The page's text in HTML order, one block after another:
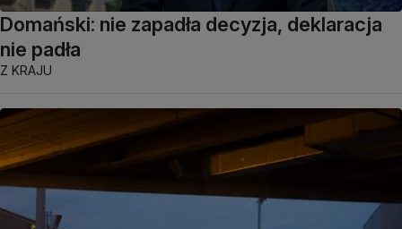
Domański: nie zapadła decyzja, deklaracja
nie padła
Z KRAJU